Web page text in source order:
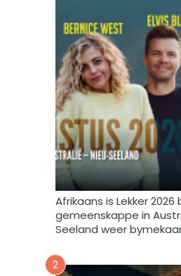
e
f
m
t
e
v
u
s
t
e
m
e
k
d
a
a
Afrikaans is Lekker
gemeenskappe in
Seeland weer
2